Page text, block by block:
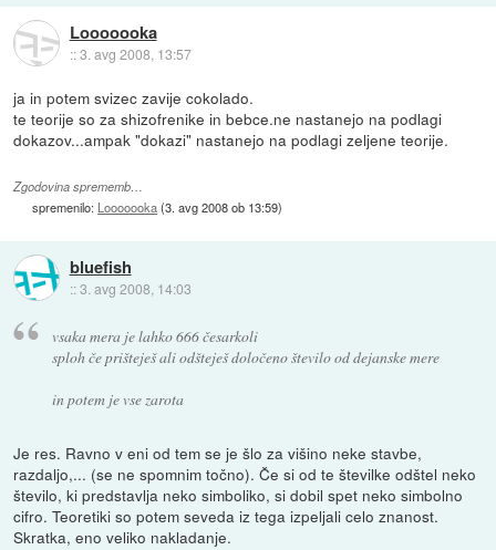
Looooooka
::3. avg 2008, 13:57
ja in potem svizec zavije cokolado.
te teorije so za shizofrenike in bebce.ne nastanejo na podlagi
dokazov...ampak "dokazi" nastanejo na podlagi zeljene teorije.
Zgodovina sprememb…
spremenilo: Looooooka(3. avg 2008 ob 13:59)
bluefish
::3. avg 2008, 14:03
vsaka mera je lahko 666 česarkoli
sploh če prišteješ ali odšteješ določeno število od dejanske mere
in potem je vse zarota
Je res. Ravno v eni od tem se je šlo za višino neke stavbe,
razdaljo,... (se ne spomnim točno). Če si od te številke odštel neko
število, ki predstavlja neko simboliko, si dobil spet neko simbolno
cifro. Teoretiki so potem seveda iz tega izpeljali celo znanost.
Skratka, eno veliko nakladanje.